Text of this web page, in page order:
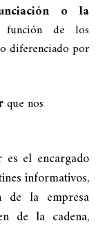
o la
de los
diferenciado por
que nos
el encargado
informativos,
de la empresa
de la cadena,